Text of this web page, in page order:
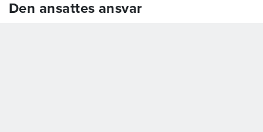
Den ansattes ansvar